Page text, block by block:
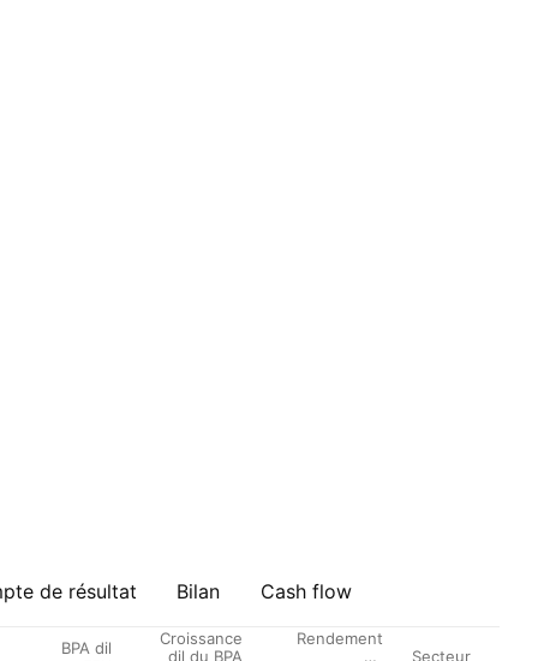
de résultat Bilan Cash flow
BPA dil
Croissance
dil du BPA
Rendement
du
Secteur